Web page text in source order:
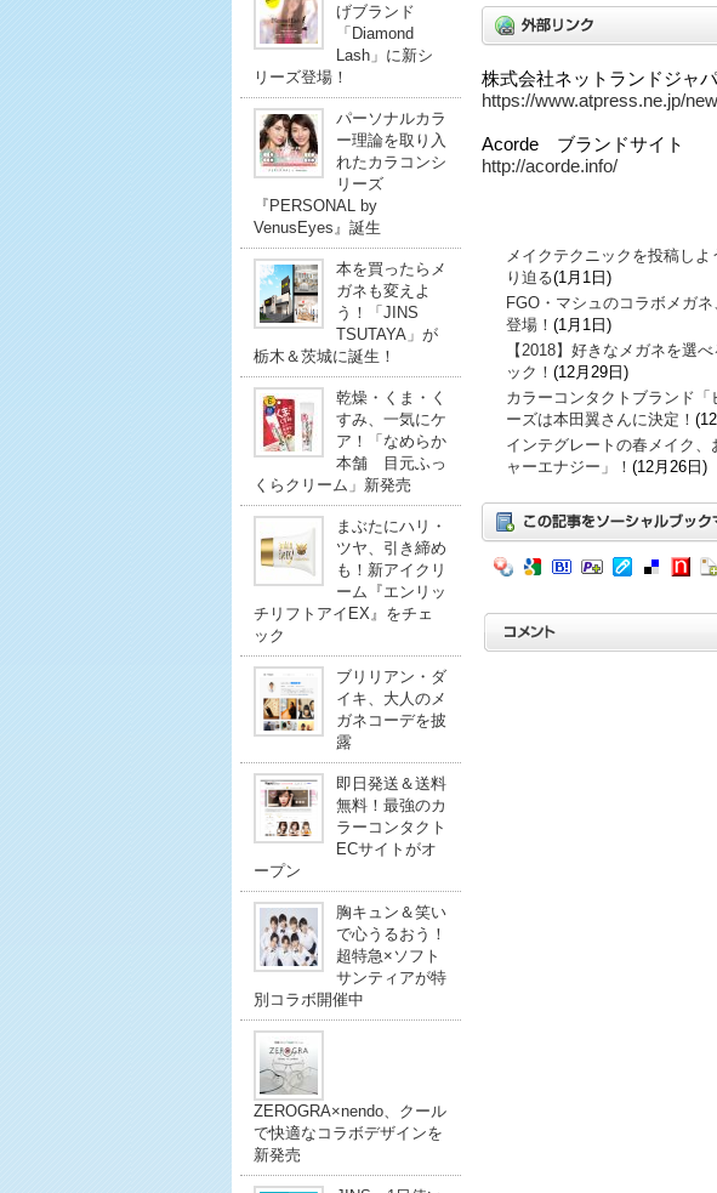
げブランド
「Diamond
Lash」に新シ
リーズ登場！
パーソナルカラ
ー理論を取り入
れたカラコンシ
リーズ
『PERSONAL by
VenusEyes』誕生
本を買ったらメ
ガネも変えよ
う！「JINS
TSUTAYA」が
栃木＆茨城に誕生！
乾燥・くま・く
すみ、一気にケ
ア！「なめらか
本舗 目元ふっ
くらクリーム」新発売
まぶたにハリ・
ツヤ、引き締め
も！新アイクリ
ーム『エンリッ
チリフトアイEX』をチェ
ック
ブリリアン・ダ
イキ、大人のメ
ガネコーデを披
露
即日発送＆送料
無料！最強のカ
ラーコンタクト
ECサイトがオ
ープン
胸キュン＆笑い
で心うるおう！
超特急×ソフト
サンティアが特
別コラボ開催中
ZEROGRA×nendo、クール
で快適なコラボデザインを
新発売
株式会社ネットランドジャ
https://www.atpress.ne.jp/
Acorde ブランドサイト
http://acorde.info/
メイクテクニックを投稿し
り迫る(1月1日)
FGO・マシュのコラボメガ
登場！ (1月1日)
【2018】好きなメガネを選
ック！ (12月29日)
カラーコンタクトブランド
ーズは本田翼さんに決定！
インテグレートの春メイク
ャーエナジー」！ (12月26日)